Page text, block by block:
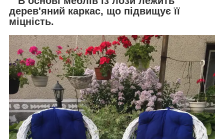
дерев'яний каркас, що підвищує її
міцність.